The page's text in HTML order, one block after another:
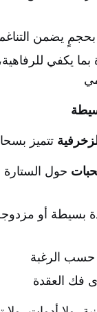
يضمن
بما يكفي
تتميز
حول الستارة
بسيطة أو
حسب الرغبة
فك العقدة